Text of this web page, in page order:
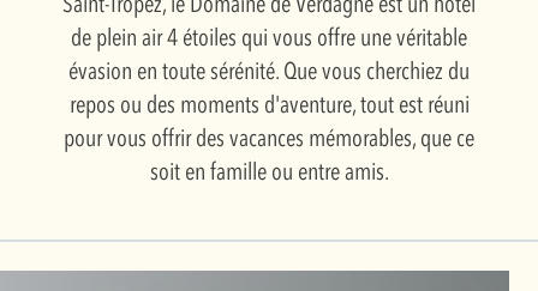
de plein air 4 étoiles qui vous offre une véritable
évasion en toute sérénité. Que vous cherchiez du
repos ou des moments d'aventure, tout est réuni
pour vous offrir des vacances mémorables, que ce
soit en famille ou entre amis.